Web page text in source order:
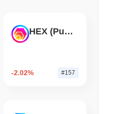
Katına ÇıkardıHEX (Pulsechain)
-2.02% #157